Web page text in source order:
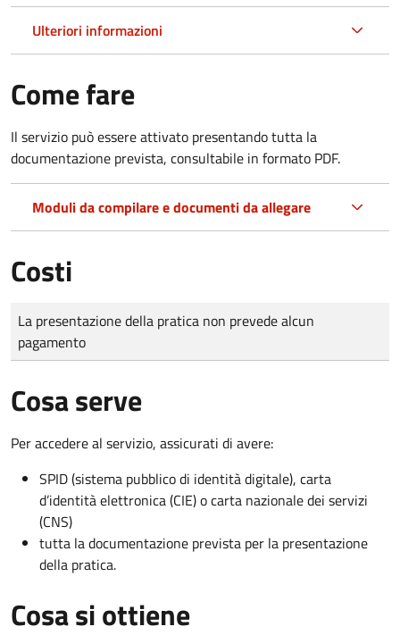
Ulteriori informazioni
Come fare
Il servizio può essere attivato presentando tutta la
documentazione prevista, consultabile in formato PDF.
Moduli da compilare e documenti da allegare
Costi
Tipo di pagamento
Importo
La presentazione della pratica non prevede alcun
pagamento
Cosa serve
Per accedere al servizio, assicurati di avere:
SPID (sistema pubblico di identità digitale), carta
d’identità elettronica (CIE) o carta nazionale dei servizi
(CNS)
tutta la documentazione prevista per la presentazione
della pratica.
Cosa si ottiene